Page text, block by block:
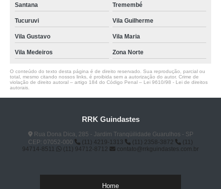
Santana Tremembé
Tucuruvi Vila Guilherme
Vila Gustavo Vila Maria
Vila Medeiros Zona Norte
O conteúdo do texto desta página é de direito reservado. Sua reprodução, parcial ou
total, mesmo citando nossos links, é proibida sem a autorização do autor. Crime de
violação de direito autoral – artigo 184 do Código Penal – Lei 9610/98 - Lei de direitos
autorais.
RRK Guindastes
Rua Dona Dica, 285 - Jardim Tranqüilidade Guarulhos - SP
CEP: 07052-000
(11) 4219-1313 (11) 2358-3872
(11)
94714-8511
(11) 94712-8712 contato@rrkguindastes.com.br
Home